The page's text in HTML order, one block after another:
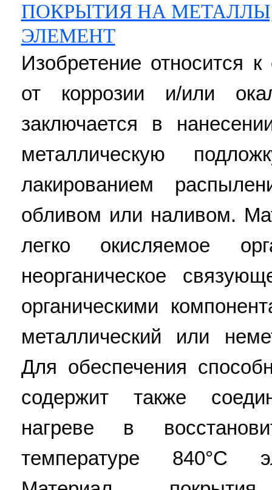
ПОКРЫТИЯ НА
ЭЛЕМЕНТ
Изобретение относится
от коррозии и/или
заключается в
металлическую
лакированием
обливом или наливом.
легко окисляемое
неорганическое
органическими
металлический или
Для обеспечения
содержит также
нагреве в
температуре 840°С